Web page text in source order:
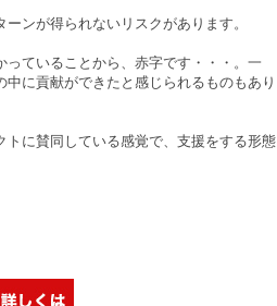
ンが得られないリスクがあります。
ていることから、赤字です・・・。一
に貢献ができたと感じられるものもあり
に賛同している感覚で、支援をする形態